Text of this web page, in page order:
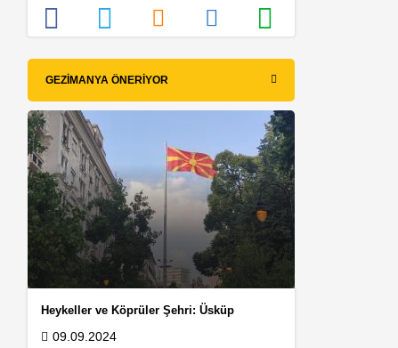
GEZIMANYA ÖNERIYOR
Heykeller ve Köprüler Şehri: Üsküp
09.09.2024